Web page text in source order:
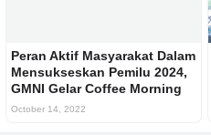
Peran Aktif Masyarakat Dalam
Mensukseskan Pemilu 2024,
GMNI Gelar Coffee Morning
October 14, 2022